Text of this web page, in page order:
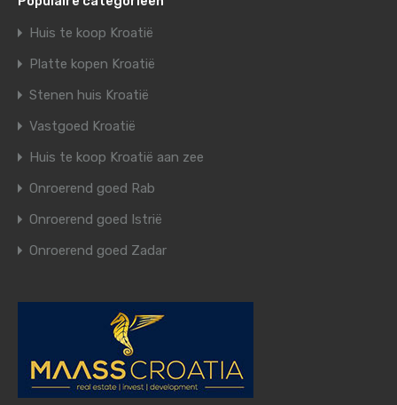
Huis te koop Kroatië
Platte kopen Kroatië
Stenen huis Kroatië
Vastgoed Kroatië
Huis te koop Kroatië aan zee
Onroerend goed Rab
Onroerend goed Istrië
Onroerend goed Zadar